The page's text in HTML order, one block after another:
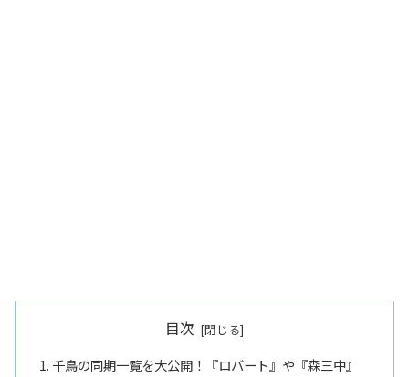
目次
千鳥の同期一覧を大公開！『ロバート』や『森三中』